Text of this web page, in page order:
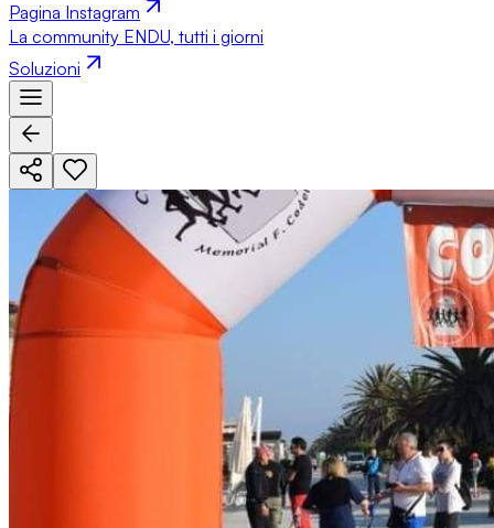
Pagina Instagram
La community ENDU, tutti i giorni
Soluzioni